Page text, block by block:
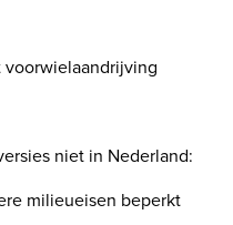
niet in Nederland:
milieueisen beperkt